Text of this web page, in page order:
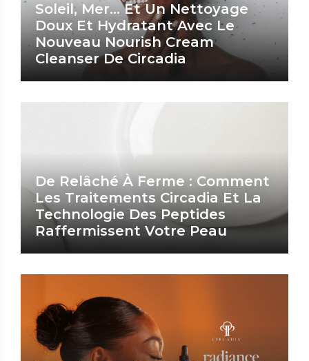
Soleil, Mer… Et Un Nettoyage
Doux Et Hydratant Avec Le
Nouveau Nourish Cream
Cleanser De Circadia
De Relâché À Ferme : Comment
Les Traitements Circadia Et La
Technologie Des Peptides
Raffermissent Votre Peau